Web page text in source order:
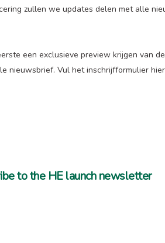
zullen we updates delen met alle
een exclusieve preview krijgen van
nieuwsbrief. Vul het inschrijfformulier
to the HE launch newsletter